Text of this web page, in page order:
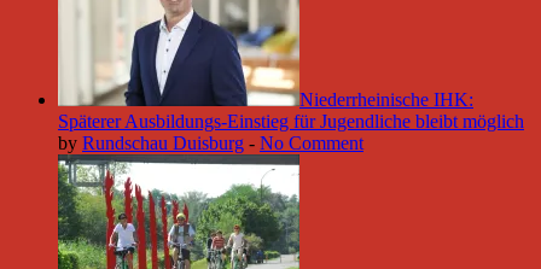
Niederrheinische IHK:
Späterer Ausbildungs-Einstieg für Jugendliche bleibt möglich
by Rundschau Duisburg - No Comment